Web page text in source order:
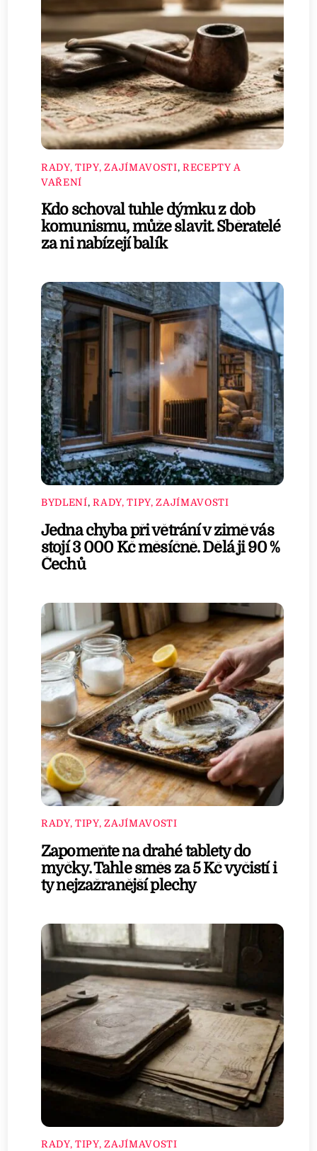
RADY, TIPY, ZAJÍMAVOSTI, RECEPTY A
VAŘENÍ
Kdo schoval tuhle dýmku z dob
komunismu, může slavit. Sběratelé
za ni nabízejí balík
BYDLENÍ,RADY, TIPY, ZAJÍMAVOSTI
Jedna chyba při větrání v zimě vás
stojí 3 000 Kč měsíčně. Dělá ji 90 %
Čechů
RADY, TIPY, ZAJÍMAVOSTI
Zapomeňte na drahé tablety do
myčky. Tahle směs za 5 Kč vyčistí i
ty nejzažranější plechy
RADY, TIPY, ZAJÍMAVOSTI